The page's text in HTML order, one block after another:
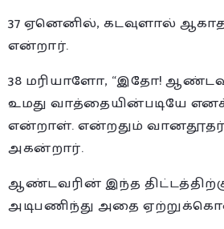
37 ஏனெனில், கடவுளால்
என்றார்.
38 மரியாளோ, “இதோ!
உமது வாத்தையின்படியே
என்றாள். என்றதும் வானதூதர்
அகன்றார்.
ஆண்டவரின் இந்த
அடிபணிந்து அதை